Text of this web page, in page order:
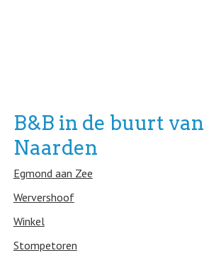
B&B in de buurt van
Naarden
Egmond aan Zee
Wervershoof
Winkel
Stompetoren